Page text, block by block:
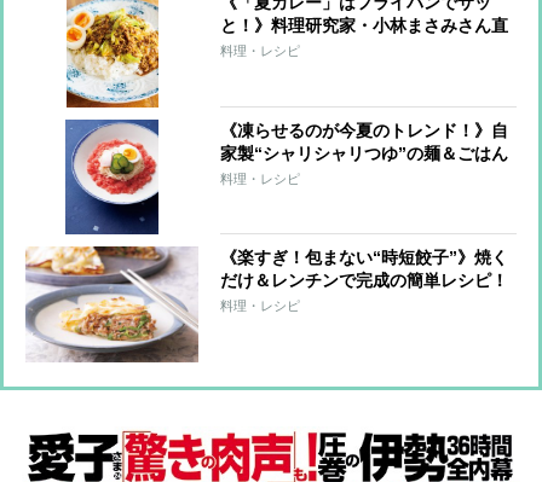
と！》料理研究家・小林まさみさん直
伝レシピ
料理・レシピ
《凍らせるのが今夏のトレンド！》自
家製“シャリシャリつゆ”の麺＆ごはん
7レシピ
料理・レシピ
《楽すぎ！包まない“時短餃子”》焼く
だけ＆レンチンで完成の簡単レシピ！
料理・レシピ